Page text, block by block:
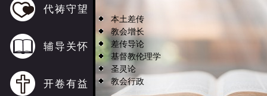
代祷守望
辅导关怀
开卷有益
本土差传
教会增长
差传导论
基督教伦理学
圣灵论
教会行政